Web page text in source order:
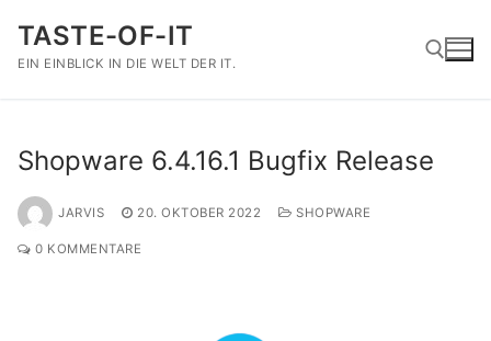
Inhalt
springen
TASTE-OF-IT
EIN EINBLICK IN DIE WELT DER IT.
Shopware 6.4.16.1 Bugfix Release
JARVIS 20. OKTOBER 2022 SHOPWARE
0 KOMMENTARE